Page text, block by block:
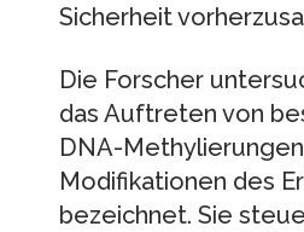
Sicherheit
Die Forscher
das Auftreten von
DNA-
Modifikationen des
bezeichnet. Sie